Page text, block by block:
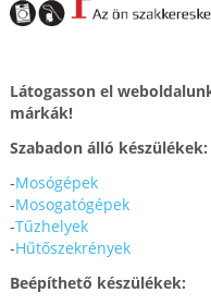
Látogasson el
márkák!
Szabadon álló készülékek:
-Mosógépek
-Mosogatógépek
-Tűzhelyek
-Hűtőszekrények
Beépíthető készülékek: